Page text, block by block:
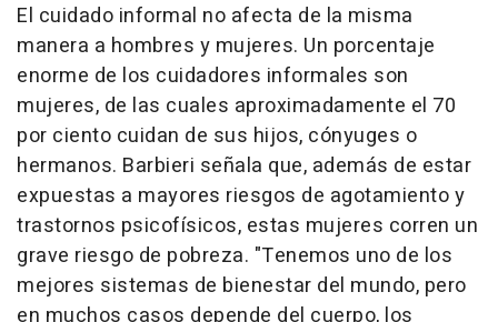
El cuidado informal no afecta de la misma
manera a hombres y mujeres. Un porcentaje
enorme de los cuidadores informales son
mujeres, de las cuales aproximadamente el 70
por ciento cuidan de sus hijos, cónyuges o
hermanos. Barbieri señala que, además de estar
expuestas a mayores riesgos de agotamiento y
trastornos psicofísicos, estas mujeres corren un
grave riesgo de pobreza. "Tenemos uno de los
mejores sistemas de bienestar del mundo, pero